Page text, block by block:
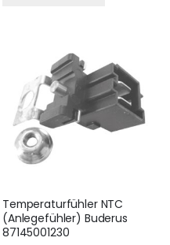
Temperaturfühler NTC
(Anlegefühler) Buderus
87145001230